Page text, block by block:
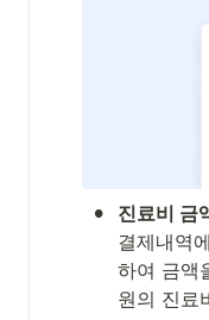
• 진료비 금
결제내역
하여 금액
원의 진료